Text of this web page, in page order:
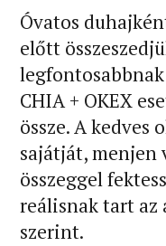
Óvatos
előtt
CHIA + OKEX
össze. A kedves
sajátját, menjen
összeggel
reálisnak tart az
szerint.